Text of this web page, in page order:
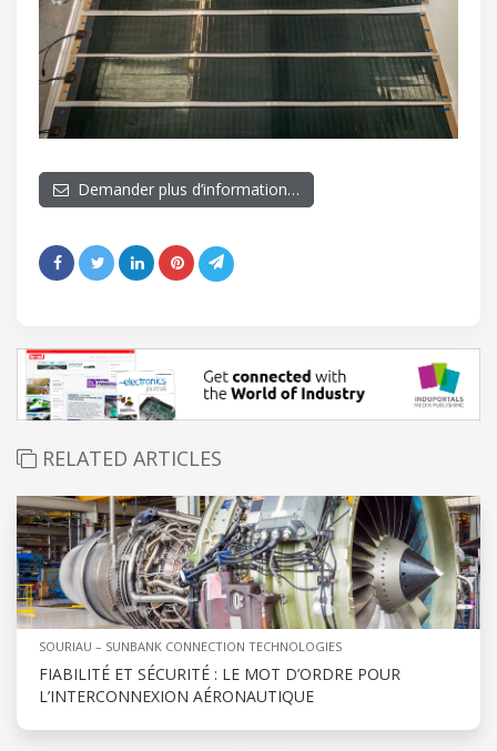
Demander plus d’information…
RELATED ARTICLES
SOURIAU – SUNBANK CONNECTION TECHNOLOGIES
FIABILITÉ ET SÉCURITÉ : LE MOT D’ORDRE POUR
L’INTERCONNEXION AÉRONAUTIQUE